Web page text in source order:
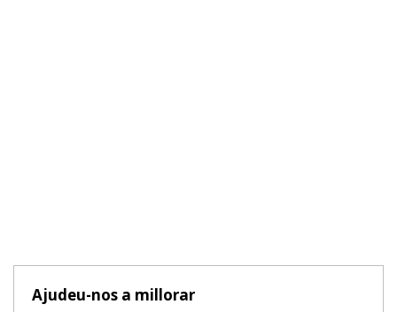
Ajudeu-nos a millorar